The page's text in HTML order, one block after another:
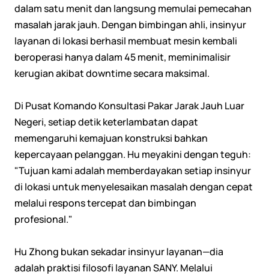
dalam satu menit dan langsung memulai pemecahan
masalah jarak jauh. Dengan bimbingan ahli, insinyur
layanan di lokasi berhasil membuat mesin kembali
beroperasi hanya dalam 45 menit, meminimalisir
kerugian akibat downtime secara maksimal.
Di Pusat Komando Konsultasi Pakar Jarak Jauh Luar
Negeri, setiap detik keterlambatan dapat
memengaruhi kemajuan konstruksi bahkan
kepercayaan pelanggan. Hu meyakini dengan teguh:
"Tujuan kami adalah memberdayakan setiap insinyur
di lokasi untuk menyelesaikan masalah dengan cepat
melalui respons tercepat dan bimbingan
profesional."
Hu Zhong bukan sekadar insinyur layanan—dia
adalah praktisi filosofi layanan SANY. Melalui